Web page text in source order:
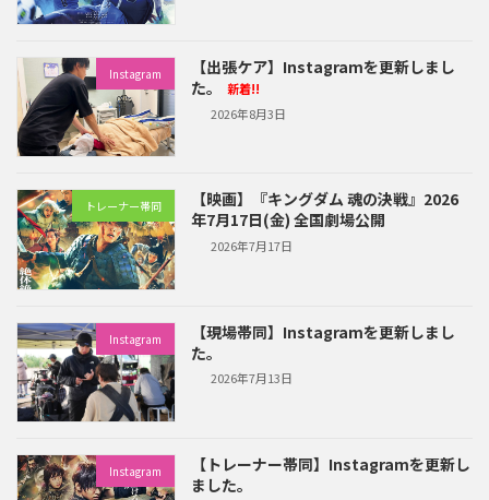
Instagram
【出張ケア】Instagramを更新しまし
た。
新着!!
2026年8月3日
トレーナー帯同
【映画】『キングダム 魂の決戦』2026
年7月17日(金) 全国劇場公開
2026年7月17日
Instagram
【現場帯同】Instagramを更新しまし
た。
2026年7月13日
Instagram
【トレーナー帯同】Instagramを更新し
ました。